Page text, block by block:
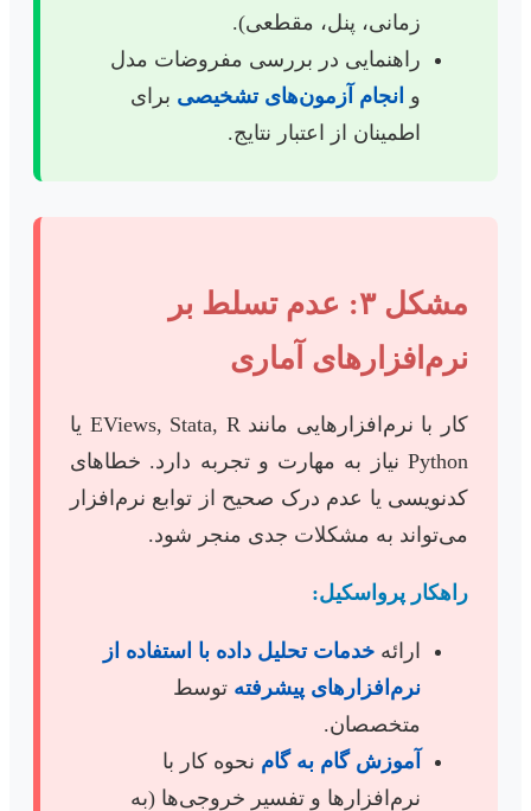
زمانی، پنل، مقطعی).
راهنمایی در بررسی مفروضات مدل
و انجام آزمون‌های تشخیصی برای
اطمینان از اعتبار نتایج.
مشکل ۳: عدم تسلط بر
نرم‌افزارهای آماری
کار با نرم‌افزارهایی مانند EViews, Stata, R یا
Python نیاز به مهارت و تجربه دارد. خطاهای
کدنویسی یا عدم درک صحیح از توابع نرم‌افزار
می‌تواند به مشکلات جدی منجر شود.
راهکار پرواسکیل:
ارائه خدمات تحلیل داده با استفاده از
نرم‌افزارهای پیشرفته توسط
متخصصان.
آموزش گام به گام نحوه کار با
نرم‌افزارها و تفسیر خروجی‌ها (به